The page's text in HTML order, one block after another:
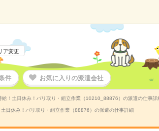
ア変更
件 お気に入りの派遣会社
給！土日休み！バリ取り・組立作業（10210_88876）の派遣の仕事詳
日休み！バリ取り・組立作業（88876）の派遣の仕事詳細